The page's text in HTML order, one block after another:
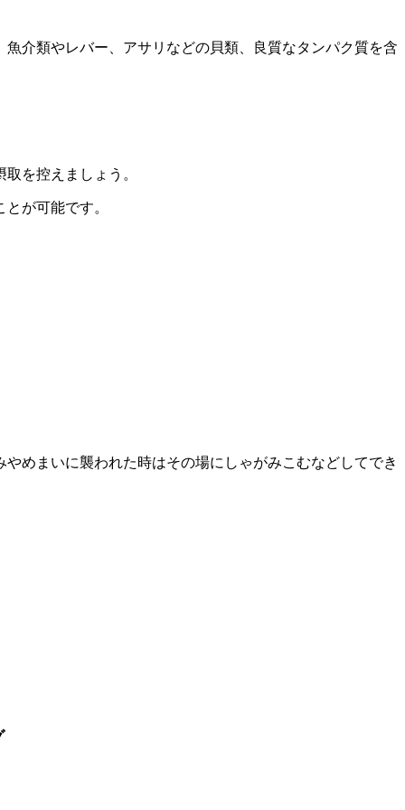
介類やレバー、アサリなどの貝類、良質なタンパク質を含
を控えましょう。
が可能です。
めまいに襲われた時はその場にしゃがみこむなどしてでき